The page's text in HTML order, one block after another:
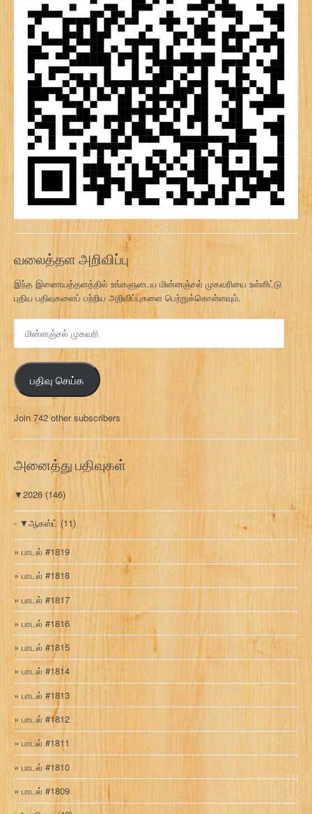
வலைத்தள அறிவிப்பு
இந்த இணையத்தளத்தில் உங்களுடைய மின்னஞ்சல் முகவரியை உள்ளிட்டு
புதிய பதிவுகளைப் பற்றிய அறிவிப்புகளை பெற்றுக்கொள்ளவும்.
ன
ஞ்
ச
ல்
க
வ
பதிவு செய்க
Join 742 other subscribers
அனைத்து பதிவுகள்
▼2026(146)
▼ஆகஸ்ட் (11)
பாடல் #1819
பாடல் #1818
பாடல் #1817
பாடல் #1816
பாடல் #1815
பாடல் #1814
பாடல் #1813
பாடல் #1812
பாடல் #1811
பாடல் #1810
பாடல் #1809